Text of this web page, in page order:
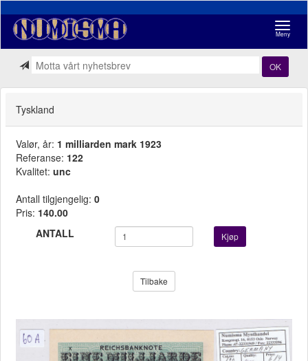
Meny
OK
Tyskland
Valør, år: 1 milliarden mark 1923
Referanse: 122
Kvalitet: unc
Antall tilgjengelig: 0
Pris: 140.00
ANTALL
Kjøp
Tilbake